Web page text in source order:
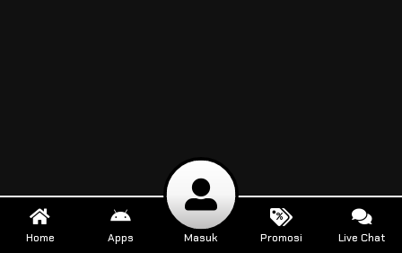
Home Apps Masuk Promosi Live Chat